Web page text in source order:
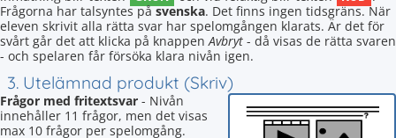
Frågorna har talsyntes påsvenska. Det finns ingen tidsgräns. När
eleven skrivit alla rätta svar har spelomgången klarats. Är det för
svårt går det att klicka på knappenAvbryt - då visas de rätta svaren
- och spelaren får försöka klara nivån igen.
3. Utelämnad produkt (Skriv)
Frågor med fritextsvar - Nivån
innehåller 11 frågor, men det visas
max 10 frågor per spelomgång.